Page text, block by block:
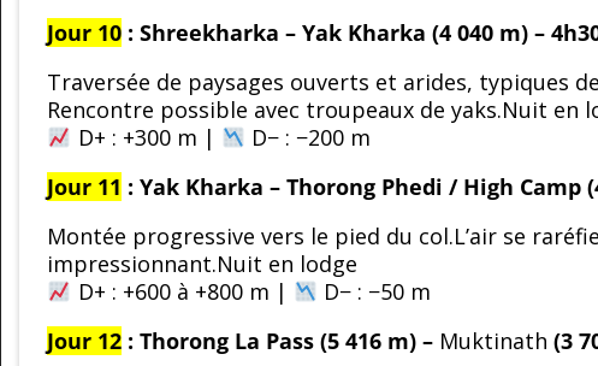
Jour 10 : Shreekharka – Yak Kharka (4 040 m) –
Traversée de paysages ouverts et arides, typiques
Rencontre possible avec troupeaux de yaks.Nuit en
D+ : +300 m |
D− : −200 m
Jour 11 : Yak Kharka – Thorong Phedi / High Camp
Montée progressive vers le pied du col.L’air se
impressionnant.Nuit en lodge
D+ : +600 à +800 m |
D− : −50 m
Jour 12 : Thorong La Pass (5 416 m) – Muktinath (3